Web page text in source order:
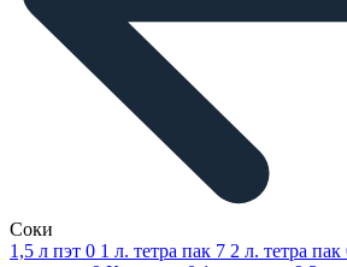
Соки
1,5 л пэт 0 1 л. тетра пак 7 2 л. тетра пак